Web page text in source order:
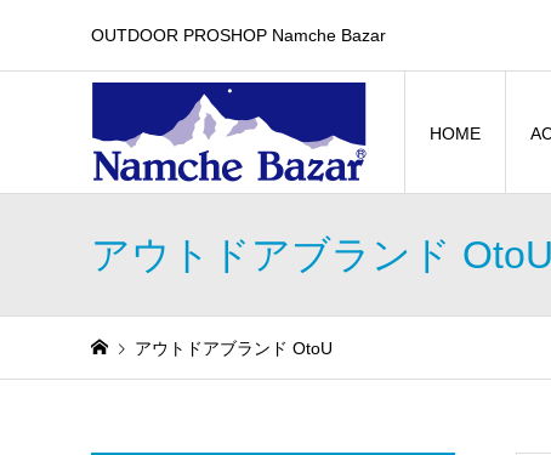
OUTDOOR PROSHOP Namche Bazar
HOME
アウトドアブランド OtoU
アウトドアブランド OtoU